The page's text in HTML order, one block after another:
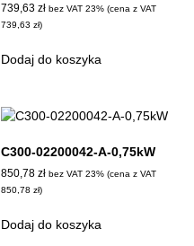
739,63 zł bez VAT 23% (cena z VAT
739,63 zł)
Dodaj do koszyka
C300-02200042-A-0,75kW
850,78 zł bez VAT 23% (cena z VAT
850,78 zł)
Dodaj do koszyka